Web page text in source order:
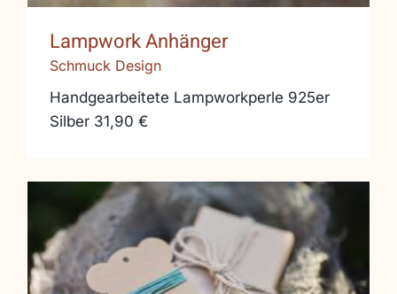
Lampwork Anhänger
Schmuck Design
Handgearbeitete Lampworkperle 925er
Silber 31,90 €